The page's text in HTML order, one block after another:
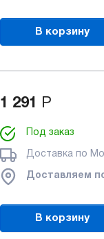
В корзину
1 291 Р
Под заказ
Доставка по
Доставляем
В корзину